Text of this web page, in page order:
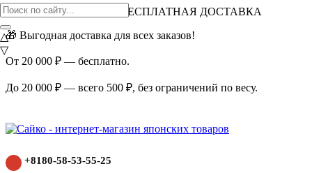
ВНИМАНИЕ АКЦИЯ!
БЕСПЛАТНАЯ ДОСТАВКА
🎁 Выгодная доставка для всех заказов!
От 20 000 ₽ — бесплатно.
До 20 000 ₽ — всего 500 ₽, без ограничений по весу.
+8180-58-53-55-25
△
▽